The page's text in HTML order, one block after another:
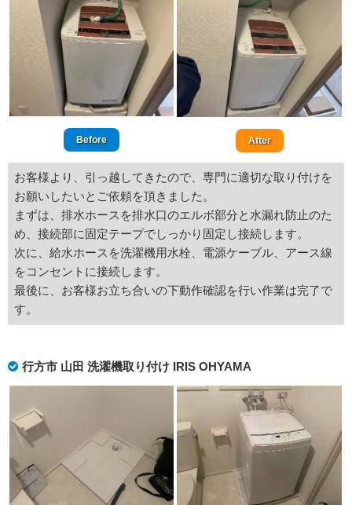
Before After
お客様より、引っ越してきたので、専門に適切な取り付けを
お願いしたいとご依頼を頂きました。
まずは、排水ホースを排水口のエルボ部分と水漏れ防止のた
め、接続部に固定テープでしっかり固定し接続します。
次に、給水ホースを洗濯機用水栓、電源ケーブル、アース線
をコンセントに接続します。
最後に、お客様お立ち合いの下動作確認を行い作業は完了で
す。
行方市 山田 洗濯機取り付け IRIS OHYAMA